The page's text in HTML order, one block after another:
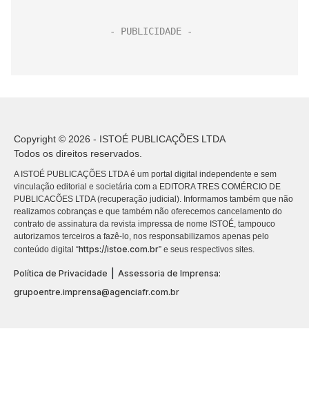
Copyright © 2026 - ISTOÉ PUBLICAÇÕES LTDA
Todos os direitos reservados.
A ISTOÉ PUBLICAÇÕES LTDA é um portal digital independente e sem
vinculação editorial e societária com a EDITORA TRES COMÉRCIO DE
PUBLICACÕES LTDA (recuperação judicial). Informamos também que não
realizamos cobranças e que também não oferecemos cancelamento do
contrato de assinatura da revista impressa de nome ISTOÉ, tampouco
autorizamos terceiros a fazê-lo, nos responsabilizamos apenas pelo
conteúdo digital “https://istoe.com.br” e seus respectivos sites.
Política de Privacidade
Assessoria de Imprensa:
grupoentre.imprensa@agenciafr.com.br